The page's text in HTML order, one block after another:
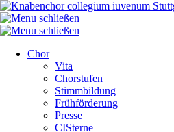
Chor
Vita
Chorstufen
Stimmbildung
Frühförderung
Presse
CISterne